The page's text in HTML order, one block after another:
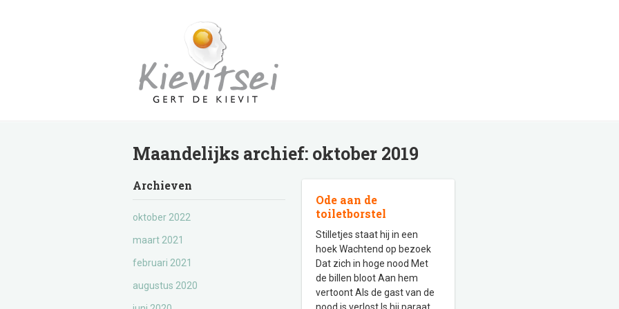
Maandelijks archief: oktober 2019
Archieven
oktober 2022
maart 2021
februari 2021
augustus 2020
Ode aan de
toiletborstel
Stilletjes staat hij in een
hoek Wachtend op bezoek
Dat zich in hoge nood Met
de billen bloot Aan hem
vertoont Als de gast van de